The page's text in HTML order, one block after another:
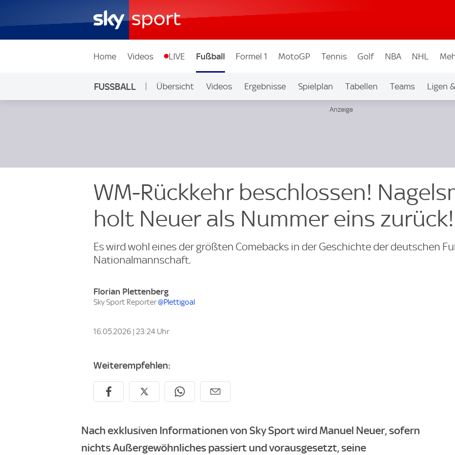
Home Videos LIVE Fußball Formel 1 MotoGP Tennis Golf NBA NHL
FUSSBALL Übersicht Videos Ergebnisse Spielplan Tabellen Teams Ligen
WM-Rückkehr beschlossen!
holt Neuer als Nummer eins zurück!
Es wird wohl eines der größten Comebacks in der Geschichte der deutschen
Nationalmannschaft.
Florian Plettenberg
Sky Sport Reporter@Plettigoal
16.05.2026 | 23:24 Uhr
Weiterempfehlen:
Nach exklusiven Informationen von Sky Sport wird Manuel Neuer, sofern
nichts Außergewöhnliches passiert und vorausgesetzt, seine